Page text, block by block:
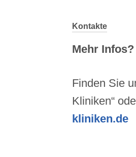
Kontakte
Mehr Infos?
Finden Sie
Kliniken“
kliniken.de